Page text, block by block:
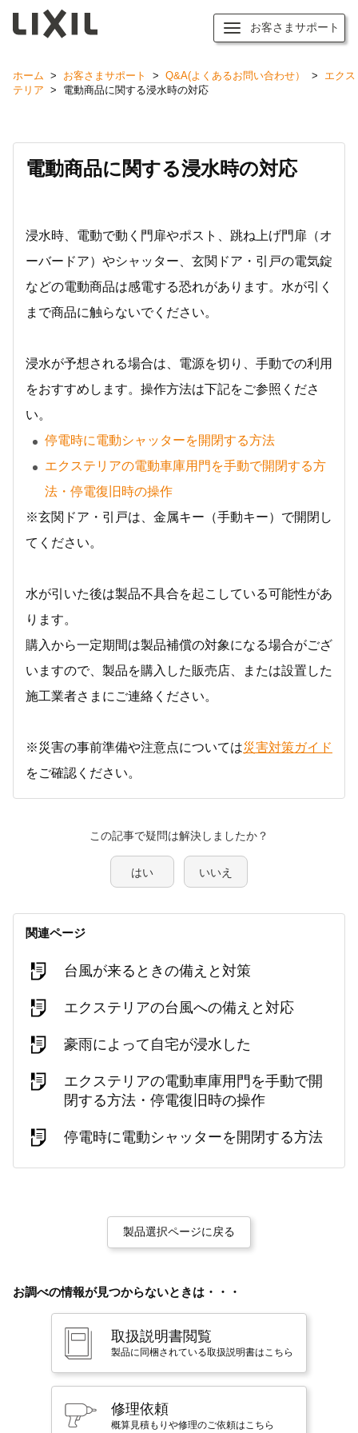
お客さまサポート
ホーム > お客さまサポート > Q&A(よくあるお問い合わせ） >
エクス
テリア > 電動商品に関する浸水時の対応
電動商品に関する浸水時の対応
浸水時、電動で動く門扉やポスト、跳ね上げ門扉（オ
ーバードア）やシャッター、玄関ドア・引戸の電気錠
などの電動商品は感電する恐れがあります。水が引く
まで商品に触らないでください。
浸水が予想される場合は、電源を切り、手動での利用
をおすすめします。操作方法は下記をご参照くださ
い。
停電時に電動シャッターを開閉する方法
エクステリアの電動車庫用門を手動で開閉する方
法・停電復旧時の操作
※玄関ドア・引戸は、金属キー（手動キー）で開閉し
てください。
水が引いた後は製品不具合を起こしている可能性があ
ります。
購入から一定期間は製品補償の対象になる場合がござ
いますので、製品を購入した販売店、または設置した
施工業者さまにご連絡ください。
※災害の事前準備や注意点については災害対策ガイド
をご確認ください。
この記事で疑問は解決しましたか？
はい いいえ
関連ページ
台風が来るときの備えと対策
エクステリアの台風への備えと対応
豪雨によって自宅が浸水した
エクステリアの電動車庫用門を手動で開
閉する方法・停電復旧時の操作
停電時に電動シャッターを開閉する方法
製品選択ページに戻る
お調べの情報が見つからないときは・・・
取扱説明書閲覧
製品に同梱されている取扱説明書はこちら
修理依頼
概算見積もりや修理のご依頼はこちら